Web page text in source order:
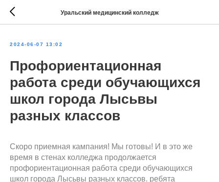
Уральский медицинский колледж
2024-06-07 13:02
Профориентационная
работа среди обучающихся
школ города Лысьвы
разных классов
Скоро приемная кампания! Мы готовы! И в это же
время в стенах колледжа продолжается
профориентационная работа среди обучающихся
школ города Лысьвы разных классов. ребята